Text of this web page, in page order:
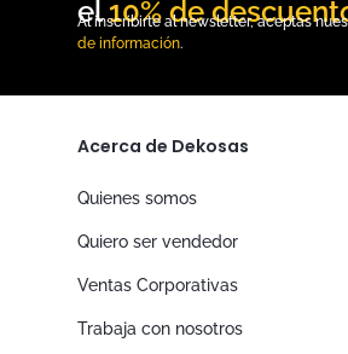
10% de
Al inscribirte al newsletter, aceptas
de información.
Acerca de Dekosas
Quienes somos
Quiero ser vendedor
Ventas Corporativas
Trabaja con nosotros